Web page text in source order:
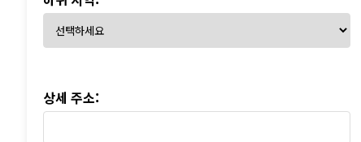
상세 주소: